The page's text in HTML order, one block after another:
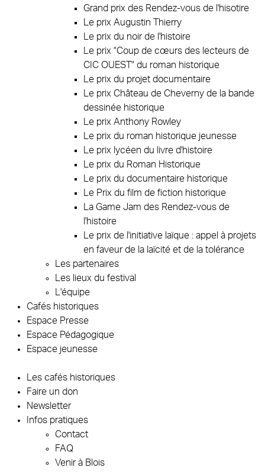
Grand prix des Rendez-vous de l'hisotire
Le prix Augustin Thierry
Le prix du noir de l'histoire
Le prix "Coup de cœurs des lecteurs de
CIC OUEST" du roman historique
Le prix du projet documentaire
Le prix Château de Cheverny de la bande
dessinée historique
Le prix Anthony Rowley
Le prix du roman historique jeunesse
Le prix lycéen du livre d'histoire
Le prix du Roman Historique
Le prix du documentaire historique
Le Prix du film de fiction historique
La Game Jam des Rendez-vous de
l'histoire
Le prix de l'initiative laïque : appel à projets
en faveur de la laïcité et de la tolérance
Les partenaires
Les lieux du festival
L'équipe
Cafés historiques
Espace Presse
Espace Pédagogique
Espace jeunesse
Les cafés historiques
Faire un don
Newsletter
Infos pratiques
Contact
FAQ
Venir à Blois